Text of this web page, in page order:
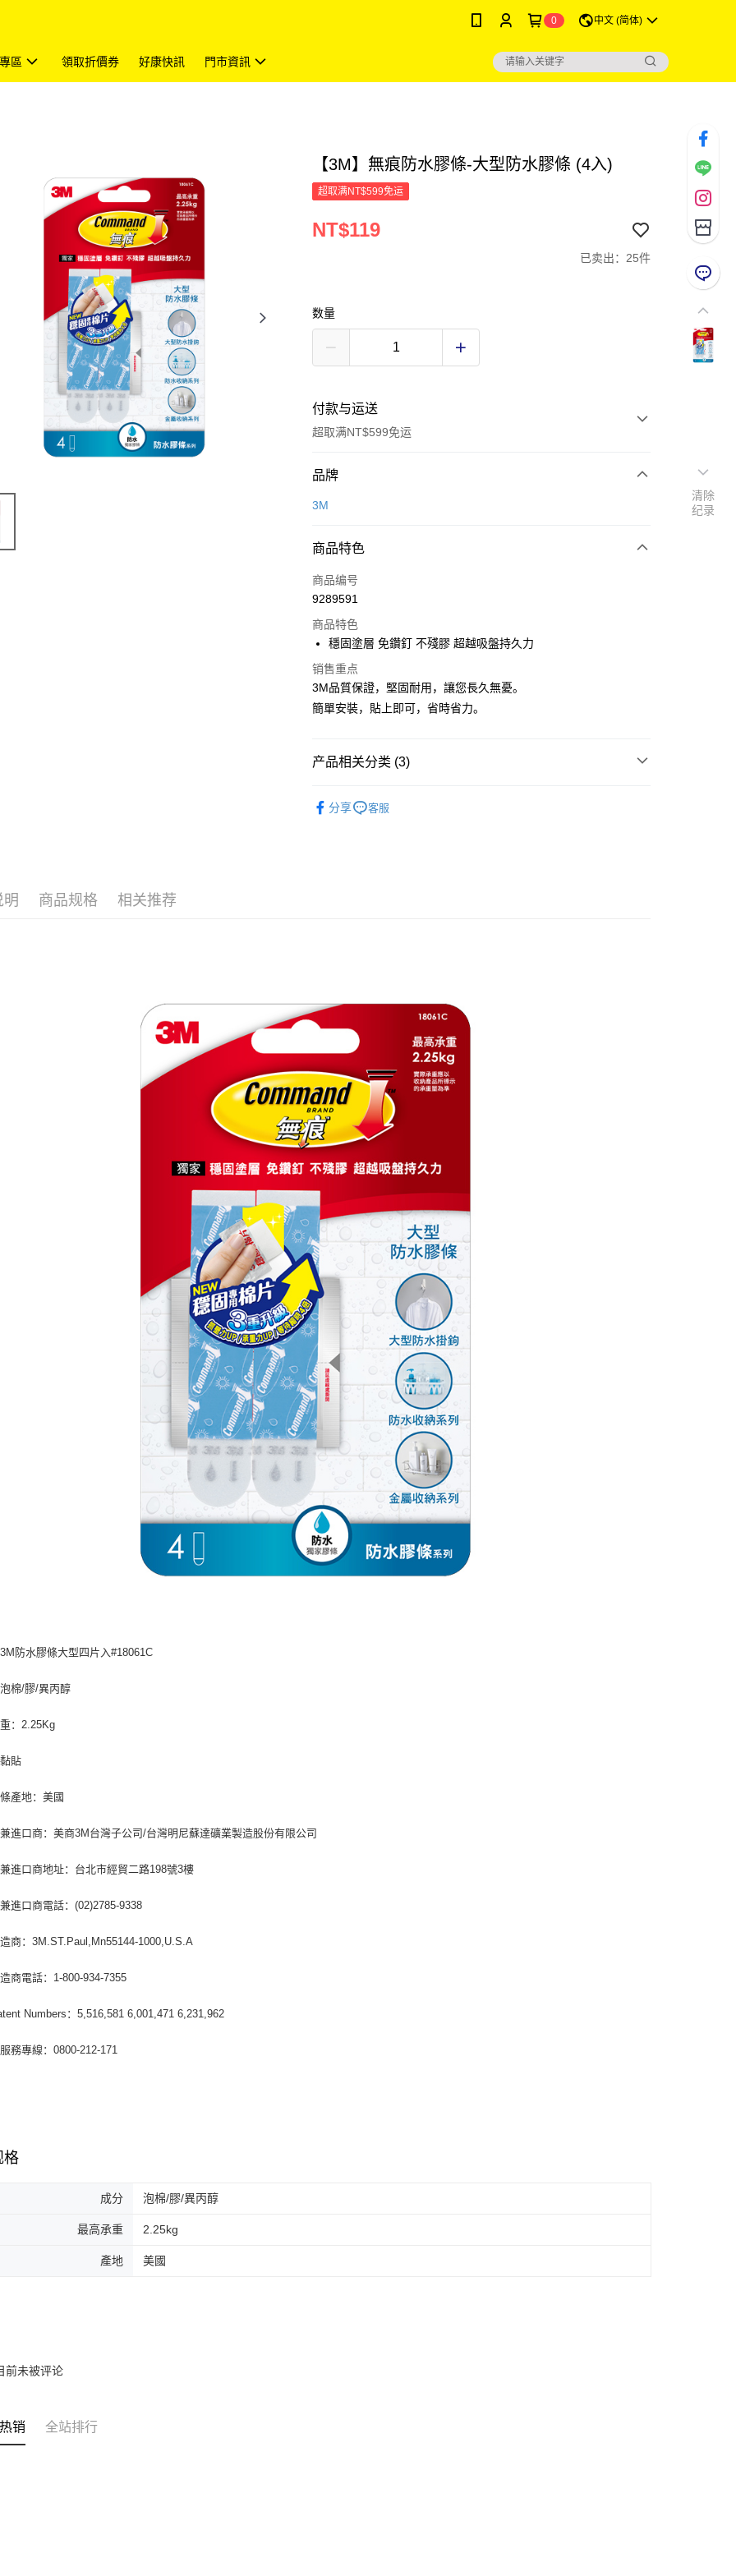
0 中文 (简体)
區 領取折價券 好康快訊 門市資訊
【3M】無痕防水膠條-大型防水膠條 (4入)
超取满NT$599免运
NT$119
已卖出：25件
数量
付款与运送
超取满NT$599免运
付款方式
信用卡一次付款
Apple Pay
街口支付
Google Pay
AFTEE先享后付
一、關於 AFTEE先享後付
1. 於付款方式選擇AFTEE先享後付，將跳出AFTEE先享後付手機驗證視
3. 訂單確認後不需事先繳費，商品會配送至您的指定地址。
1. 初次使用 AFTEE 時，將依認證結果及本公司審查結果，核予每個人不同
之上限額度
2. 結帳金額須大於NT$30
3. 目前僅支援台灣會員
三、聲明條款
「AFTEE先享後付」(下稱本服務)乃由恩沛科技股份有限公司(下稱 AFTEE
)所提供，並由 AFTEE 向您收取款項。因使用本服務所須提供之個人資料
(包含但不限於訂購人姓名、電話，收件人姓名、電話、收件地址)，將交付
予 AFTEE 於本服務必要服務範圍內運用。關於 AFTEE 對於個人資料之蒐
https://aftee.tw/privacypolicy/
若款項超過繳費期限，將根據當次的金額加收年利率 16% 的逾期滯納金。
未成年的使用者，請事先徵得法定代理人或監護人之同意方可使用
AFTEE。
若您對於個人資料之處理、利用有任何疑問，或欲行使相關法律權利，請
聯繫恩沛科技股份有限公司。若您不同意我們將上開所示之個人資料，連
同必要之購買訂單資訊提供予 AFTEE ，或讓 AFTEE 蒐集處理利用您的個
人資料，請勿選用本服務。
ATM付款
运送方式
付款後7-11取貨
每笔NT$60，满NT$599(含以上)免运费
每笔NT$120，满NT$899(含以上)免运费
品牌
3M
商品特色
商品编号
9289591
商品特色
穩固塗層 免鑽釘 不殘膠 超越吸盤持久力
销售重点
3M品質保證，堅固耐用，讓您長久無憂。
簡單安裝，貼上即可，省時省力。
产品相关分类 (3)
分享 客服
明 商品规格 相关推荐
防水膠條大型四片入#18061C
棉/膠/異丙醇
：2.25Kg
貼
產地：美國
進口商：美商3M台灣子公司/台灣明尼蘇達礦業製造股份有限公司
進口商地址：台北市經貿二路198號3樓
進口商電話：(02)2785-9338
商：3M.ST.Paul,Mn55144-1000,U.S.A
商電話：1-800-934-7355
Numbers：5,516,581 6,001,471 6,231,962
務專線：0800-212-171
格
成分 泡棉/膠/異丙醇
最高承重 2.25kg
產地 美國
前未被评论
销 全站排行
清除
纪录